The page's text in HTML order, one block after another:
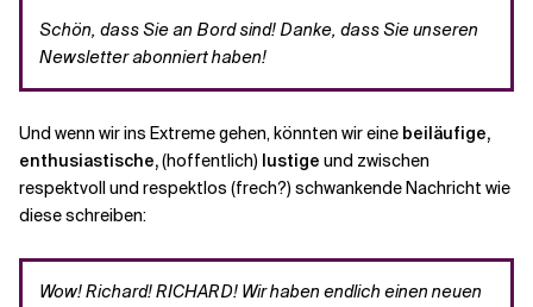
Schön, dass Sie an Bord sind! Danke, dass Sie unseren
Newsletter abonniert haben!
Und wenn wir ins Extreme gehen, könnten wir eine beiläufige,
enthusiastische,(hoffentlich) lustige und zwischen
respektvoll und respektlos (frech?) schwankende Nachricht wie
diese schreiben:
Wow! Richard! RICHARD! Wir haben endlich einen neuen